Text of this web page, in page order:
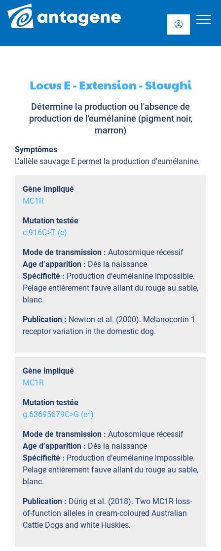
Locus E - Extension - Sloughi
Détermine la production ou l'absence de
production de l'eumélanine (pigment noir,
marron)
Symptômes
L'allèle sauvage E permet la production d'eumélanine.
Gène impliqué
MC1R
Mutation testée
c.916C>T (e)
Mode de transmission : Autosomique récessif
Age d’apparition : Dès la naissance
Spécificité : Production d’eumélanine impossible.
Pelage entièrement fauve allant du rouge au sable,
blanc.
Publication : Newton et al. (2000). Melanocortin 1
receptor variation in the domestic dog.
Gène impliqué
MC1R
Mutation testée
g.63695679C>G (e2)
Mode de transmission : Autosomique récessif
Age d’apparition : Dès la naissance
Spécificité : Production d’eumélanine impossible.
Pelage entièrement fauve allant du rouge au sable,
blanc.
Publication : Dürig et al. (2018). Two MC1R loss-
of-function alleles in cream-coloured Australian
Cattle Dogs and white Huskies.